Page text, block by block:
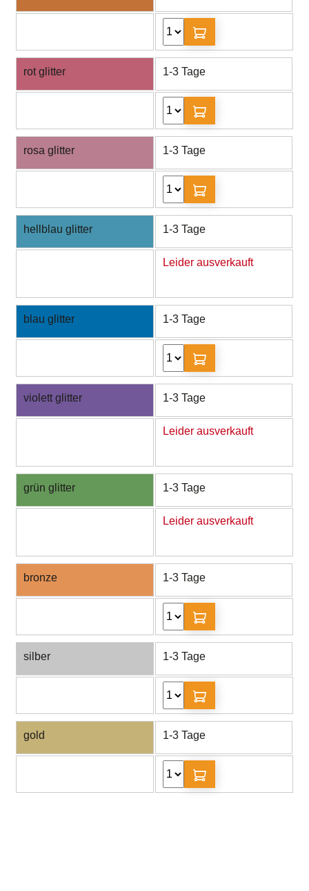
rot glitter 1-3 Tage
rosa glitter 1-3 Tage
hellblau glitter 1-3 Tage
Leider ausverkauft
blau glitter 1-3 Tage
violett glitter 1-3 Tage
Leider ausverkauft
grün glitter 1-3 Tage
Leider ausverkauft
bronze 1-3 Tage
silber 1-3 Tage
gold 1-3 Tage